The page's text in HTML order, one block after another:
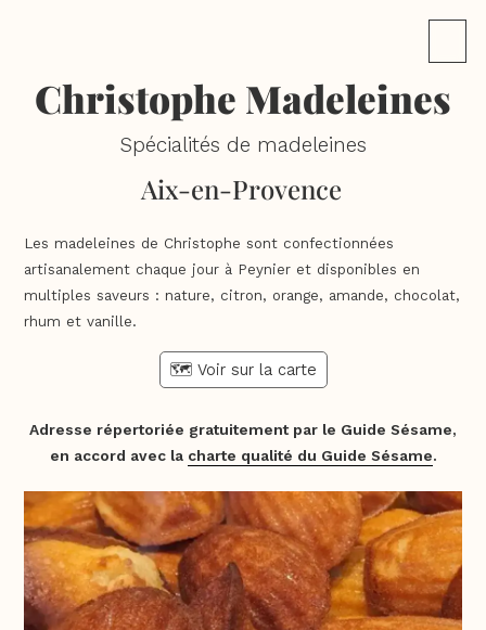
Christophe Madeleines
Spécialités de madeleines
Aix-en-Provence
Les madeleines de Christophe sont confectionnées
artisanalement chaque jour à Peynier et disponibles en
multiples saveurs : nature, citron, orange, amande, chocolat,
rhum et vanille.
🗺️ Voir sur la carte
Adresse répertoriée gratuitement par le Guide Sésame,
en accord avec la charte qualité du Guide Sésame.